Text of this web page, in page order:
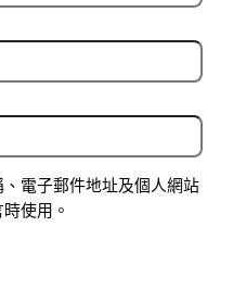
電子郵件地址及個人網站
使用。